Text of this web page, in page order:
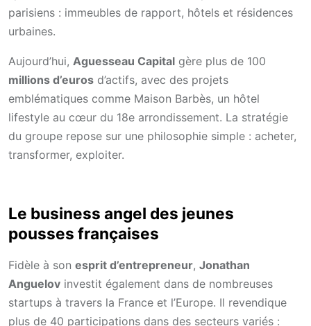
parisiens : immeubles de rapport, hôtels et résidences
urbaines.
Aujourd’hui, Aguesseau Capital gère plus de 100
millions d’euros d’actifs, avec des projets
emblématiques comme Maison Barbès, un hôtel
lifestyle au cœur du 18e arrondissement. La stratégie
du groupe repose sur une philosophie simple : acheter,
transformer, exploiter.
Le business angel des jeunes
pousses françaises
Fidèle à son esprit d’entrepreneur, Jonathan
Anguelov investit également dans de nombreuses
startups à travers la France et l’Europe. Il revendique
plus de 40 participations dans des secteurs variés :